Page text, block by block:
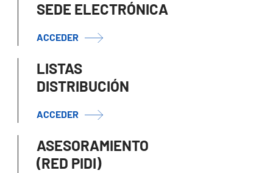
SEDE ELECTRÓNICA
ACCEDER
LISTAS
DISTRIBUCIÓN
ACCEDER
ASESORAMIENTO
(RED PIDI)